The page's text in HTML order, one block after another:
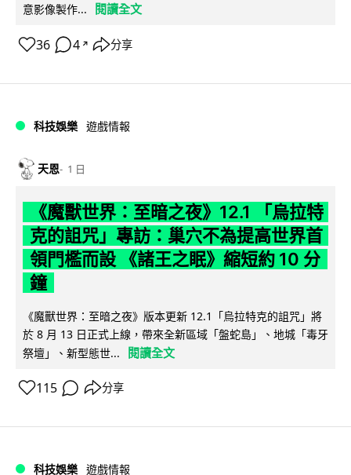
意影像製作...
閱讀全文
36 4 ↗ 分享
科技娛樂 遊戲情報
天恩 1 日
《魔獸世界：至暗之夜》12.1 「烏拉特
克的詛咒」專訪：巢穴不為提高世界首
領門檻而設 《諸王之眠》縮短約 10 分
鐘
《魔獸世界：至暗之夜》版本更新 12.1「烏拉特克的詛咒」將
於 8 月 13 日正式上線，帶來全新區域「盤蛇島」、地城「毒牙
祭壇」、新型態世...
閱讀全文
115 分享
科技娛樂 遊戲情報